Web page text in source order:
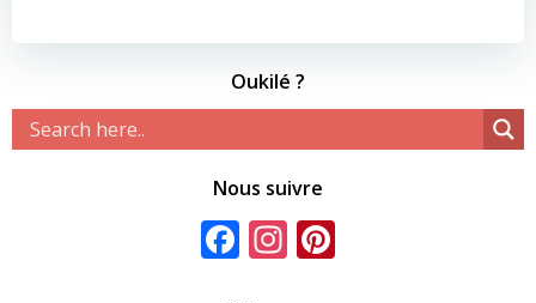
Oukilé ?
Nous suivre
Facebook
Instagram